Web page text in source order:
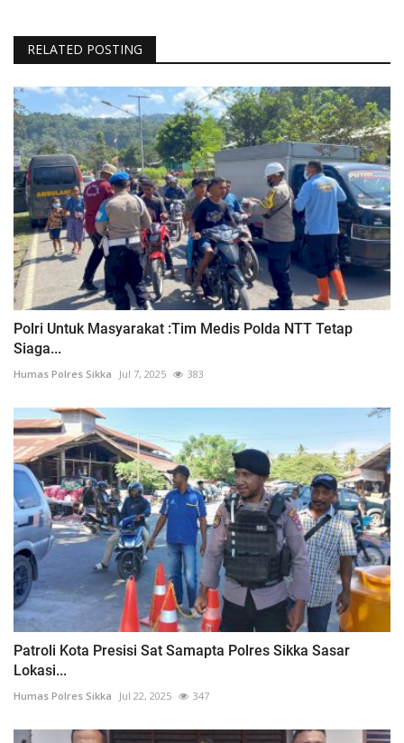
RELATED POSTING
Polri Untuk Masyarakat :Tim Medis Polda NTT Tetap
Siaga...
Humas Polres Sikka Jul 7, 2025 383
Patroli Kota Presisi Sat Samapta Polres Sikka Sasar
Lokasi...
Humas Polres Sikka Jul 22, 2025 347